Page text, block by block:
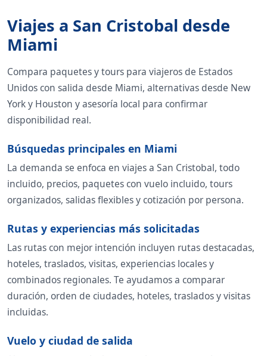
Viajes a San Cristobal desde
Miami
Compara paquetes y tours para viajeros de Estados
Unidos con salida desde Miami, alternativas desde New
York y Houston y asesoría local para confirmar
disponibilidad real.
Búsquedas principales en Miami
La demanda se enfoca en viajes a San Cristobal, todo
incluido, precios, paquetes con vuelo incluido, tours
organizados, salidas flexibles y cotización por persona.
Rutas y experiencias más solicitadas
Las rutas con mejor intención incluyen rutas destacadas,
hoteles, traslados, visitas, experiencias locales y
combinados regionales. Te ayudamos a comparar
duración, orden de ciudades, hoteles, traslados y visitas
incluidas.
Vuelo y ciudad de salida